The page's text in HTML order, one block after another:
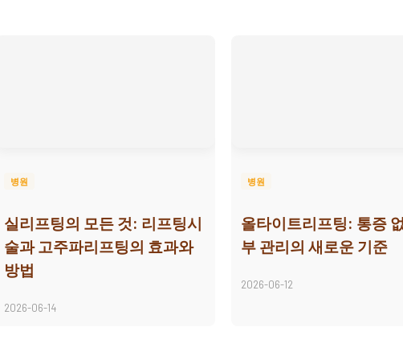
병원
실리프팅의 모든 것: 리프팅시
술과 고주파리프팅의 효과와
방법
2026-06-14
병원
올타이트리프팅: 통증
부 관리의 새로운 기준
2026-06-12